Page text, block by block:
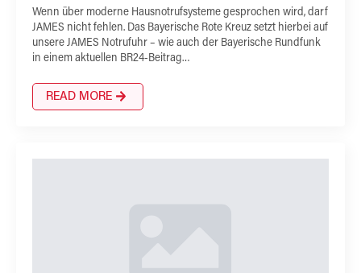
Wenn über moderne Hausnotrufsysteme gesprochen wird, darf
JAMES nicht fehlen. Das Bayerische Rote Kreuz setzt hierbei auf
unsere JAMES Notrufuhr – wie auch der Bayerische Rundfunk
in einem aktuellen BR24-Beitrag…
READ MORE